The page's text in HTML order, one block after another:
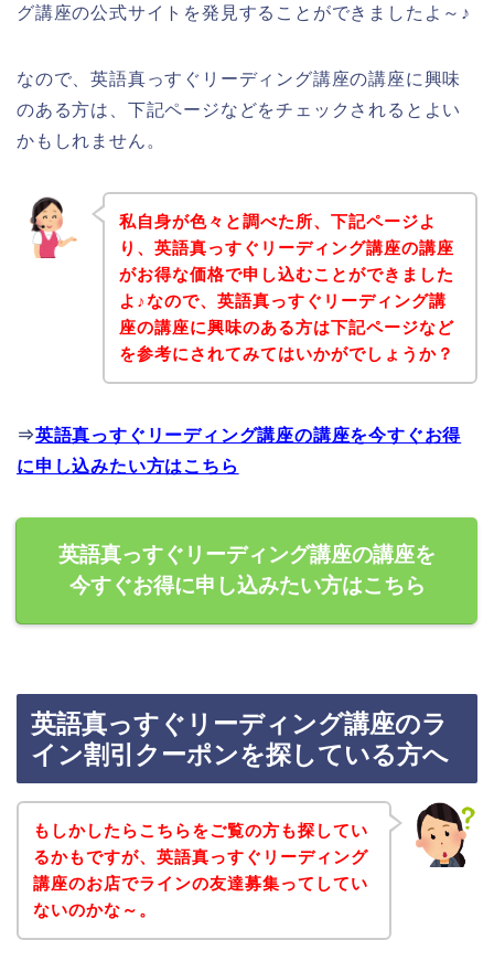
グ講座の公式サイトを発見することができましたよ～♪
なので、英語真っすぐリーディング講座の講座に興味
のある方は、下記ページなどをチェックされるとよい
かもしれません。
私自身が色々と調べた所、下記ページよ
り、英語真っすぐリーディング講座の講座
がお得な価格で申し込むことができました
よ♪なので、英語真っすぐリーディング講
座の講座に興味のある方は下記ページなど
を参考にされてみてはいかがでしょうか？
⇒英語真っすぐリーディング講座の講座を今すぐお得
に申し込みたい方はこちら
英語真っすぐリーディング講座の講座を
今すぐお得に申し込みたい方はこちら
英語真っすぐリーディング講座のラ
イン割引クーポンを探している方へ
もしかしたらこちらをご覧の方も探してい
るかもですが、英語真っすぐリーディング
講座のお店でラインの友達募集ってしてい
ないのかな～。